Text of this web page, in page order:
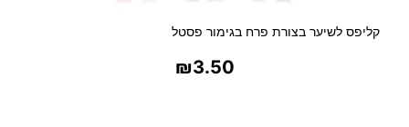
קליפס לשיער בצורת פרח בגימור פסטל
₪3.50